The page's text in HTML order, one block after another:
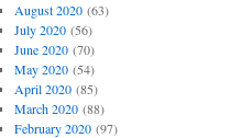
August 2020(63)
July 2020(56)
June 2020(70)
May 2020(54)
April 2020(85)
March 2020(88)
February 2020(97)